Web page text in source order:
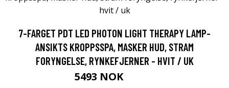
7-FARGET PDT LED PHOTON LIGHT THERAPY LAMP-
ANSIKTS KROPPSSPA, MASKER HUD, STRAM
FORYNGELSE, RYNKEFJERNER - HVIT / UK
5493 NOK